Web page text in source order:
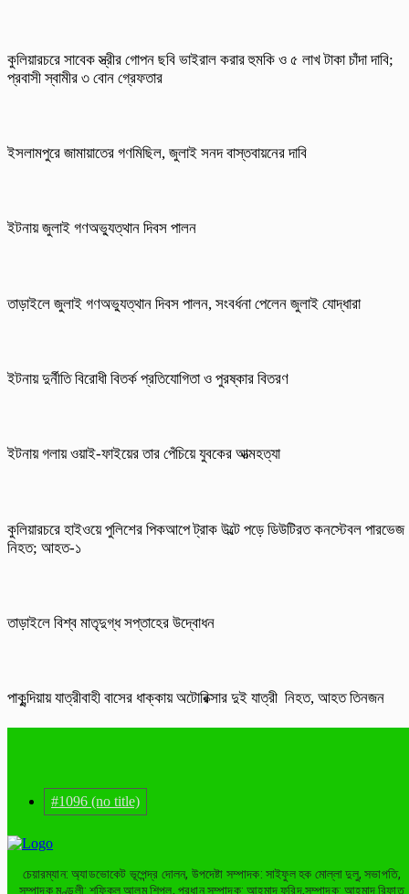
কুলিয়ারচরে সাবেক স্ত্রীর গোপন ছবি ভাইরাল করার হুমকি ও ৫ লাখ টাকা চাঁদা দাবি;
প্রবাসী স্বামীর ৩ বোন গ্রেফতার
ইসলামপুরে জামায়াতের গণমিছিল, জুলাই সনদ বাস্তবায়নের দাবি
ইটনায় জুলাই গণঅভ্যুত্থান দিবস পালন
তাড়াইলে জুলাই গণঅভ্যুত্থান দিবস পালন, সংবর্ধনা পেলেন জুলাই যোদ্ধারা
ইটনায় দুর্নীতি বিরোধী বিতর্ক প্রতিযোগিতা ও পুরষ্কার বিতরণ
ইটনায় গলায় ওয়াই-ফাইয়ের তার পেঁচিয়ে যুবকের আত্মহত্যা
কুলিয়ারচরে হাইওয়ে পুলিশের পিকআপে ট্রাক উল্টে পড়ে ডিউটিরত কনস্টেবল পারভেজ
নিহত; আহত-১
তাড়াইলে বিশ্ব মাতৃদুগ্ধ সপ্তাহের উদ্বোধন
পাকুন্দিয়ায় যাত্রীবাহী বাসের ধাক্কায় অটোরিক্সার দুই যাত্রী নিহত, আহত তিনজন
#1096 (no title)
চেয়ারম্যান: অ্যাডভোকেট ভূপেন্দ্র দোলন, উপদেষ্টা সম্পাদক: সাইফুল হক মোল্লা দুলু, সভাপতি,
সম্পাদক মণ্ডলী: শফিকুল আলম শিপলু, প্রধান সম্পাদক: আহমাদ ফরিদ,সম্পাদক: আহমাদ রিফাত